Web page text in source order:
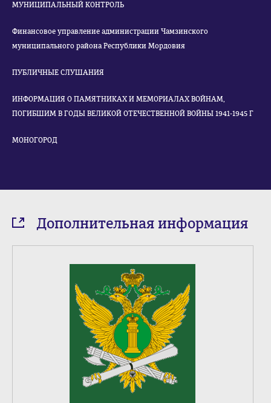
МУНИЦИПАЛЬНЫЙ КОНТРОЛЬ
Финансовое управление администрации Чамзинского
муниципального района Республики Мордовия
ПУБЛИЧНЫЕ СЛУШАНИЯ
ИНФОРМАЦИЯ О ПАМЯТНИКАХ И МЕМОРИАЛАХ ВОЙНАМ,
ПОГИБШИМ В ГОДЫ ВЕЛИКОЙ ОТЕЧЕСТВЕННОЙ ВОЙНЫ 1941-1945 Г
МОНОГОРОД
Дополнительная информация